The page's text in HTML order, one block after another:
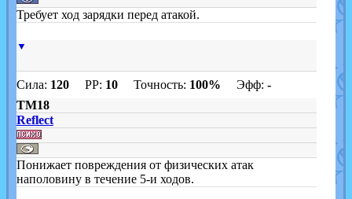
Требует ход зарядки перед атакой.
▼
Сила: 120PP: 10Точность: 100% Эфф: -
TM18
Reflect
Понижает повреждения от физических атак
наполовину в течение 5-и ходов.